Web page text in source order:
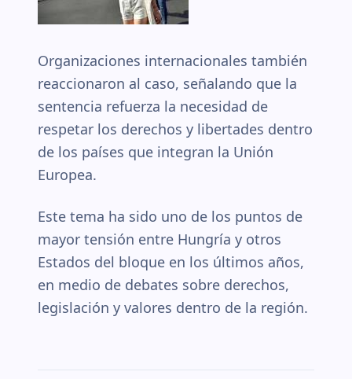
Organizaciones internacionales también
reaccionaron al caso, señalando que la
sentencia refuerza la necesidad de
respetar los derechos y libertades dentro
de los países que integran la Unión
Europea.
Este tema ha sido uno de los puntos de
mayor tensión entre Hungría y otros
Estados del bloque en los últimos años,
en medio de debates sobre derechos,
legislación y valores dentro de la región.